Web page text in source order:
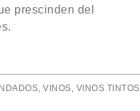
prescinden del
,VINOS, VINOS TINTOS